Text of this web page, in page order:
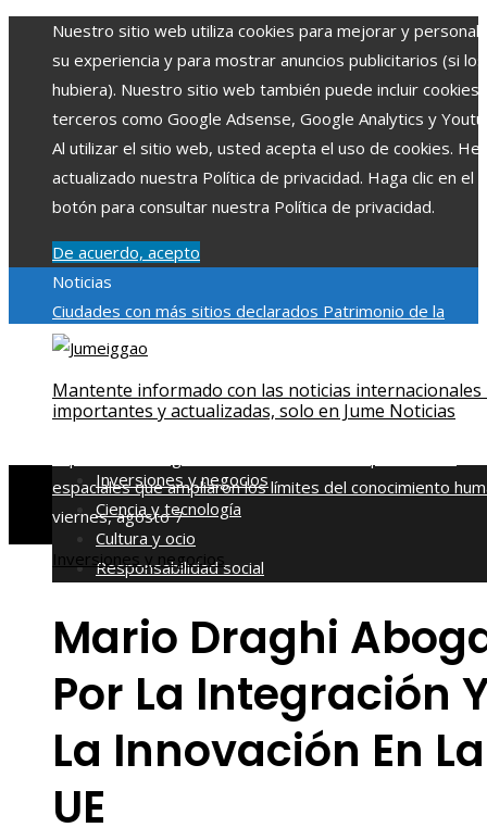
Nuestro sitio web utiliza cookies para mejorar y
su experiencia y para mostrar anuncios publicitarios (si los
hubiera). Nuestro sitio web también puede incluir cookies
terceros como Google Adsense, Google Analytics y
Al utilizar el sitio web, usted acepta el uso de cookies.
actualizado nuestra Política de privacidad. Haga clic en el
botón para consultar nuestra Política de privacidad.
De acuerdo, acepto
Noticias
Ciudades con más sitios declarados Patrimonio de la
Humanidad y su importancia
la inversión productiva y reducir la fragmentación
en Bosnia y Herzegovina
La gran depresión de 1929 y su
espaciales que ampliaron los límites del conocimiento
viernes, agosto 7
Mantente informado con las noticias internacionales
importantes y actualizadas, solo en Jume Noticias
Inversiones y negocios
Ciencia y tecnología
Cultura y ocio
Responsabilidad social
Inversiones y negocios
Mario Draghi
Por La Integración
La Innovación En La
UE